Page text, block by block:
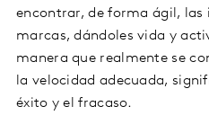
encontrar, de forma ágil, las
marcas, dándoles vida y
manera que realmente se
la velocidad adecuada,
éxito y el fracaso.